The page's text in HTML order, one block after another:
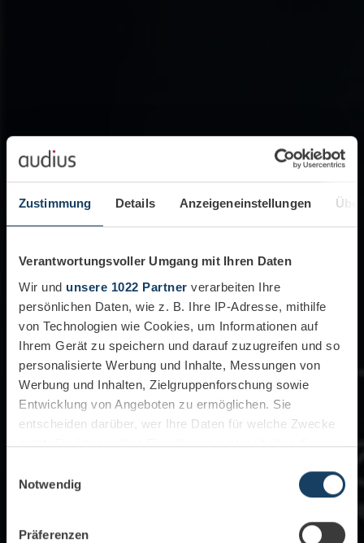
Zustimmung Details Anzeigeneinstellungen
Verantwortungsvoller Umgang mit Ihren Daten
Wir und unsere 1022 Partner verarbeiten Ihre
persönlichen Daten, wie z. B. Ihre IP-Adresse, mithilfe
von Technologien wie Cookies, um Informationen auf
Ihrem Gerät zu speichern und darauf zuzugreifen und so
personalisierte Werbung und Inhalte, Messungen von
Werbung und Inhalten, Zielgruppenforschung sowie
Entwicklung von Angeboten zu ermöglichen. Sie
entscheiden darüber, wer Ihre Daten für welche Zwecke
nutzt. Sie können Ihre Einwilligung jederzeit über die
Trigger Symbol ändern oder widerrufen
Notwendig
Präferenzen